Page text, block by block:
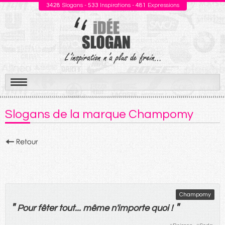
3428 Slogans - 533 Inspirations - 481 Expressions
Aller
au
contenu
Slogans de la marque Champomy
Champomy
" Pour fêter tout... mêmen'importe quoi! "